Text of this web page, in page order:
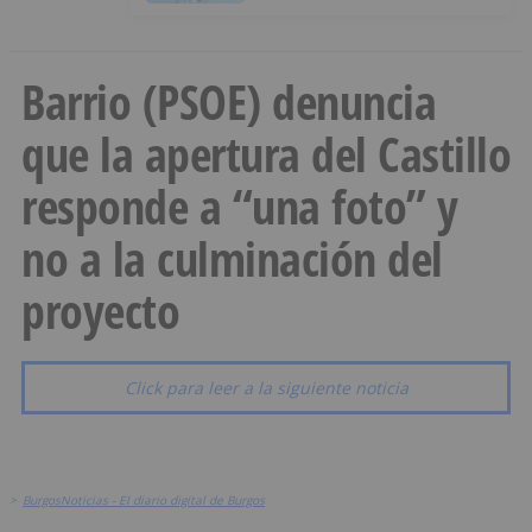
Barrio (PSOE) denuncia
que la apertura del Castillo
responde a “una foto” y
no a la culminación del
proyecto
Click para leer a la siguiente noticia
> BurgosNoticias - El diario digital de Burgos